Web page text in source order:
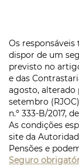
Os
dispor de um
previsto no
e das
agosto, alterado
setembro
n.º 333-B/2017,
As condições
site da
Pensões e
Seguro